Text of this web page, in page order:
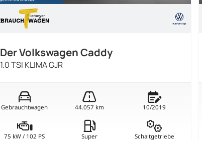
Der Volkswagen Caddy
1.0 TSI KLIMA GJR
Gebrauchtwagen 44.057 km 10/2019
75 kW / 102 PS Super Schaltgetriebe